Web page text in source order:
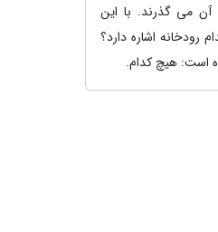
دل آن می گذرند. با این
رودخانه اشاره دارد؟
است: هیچ کدام.